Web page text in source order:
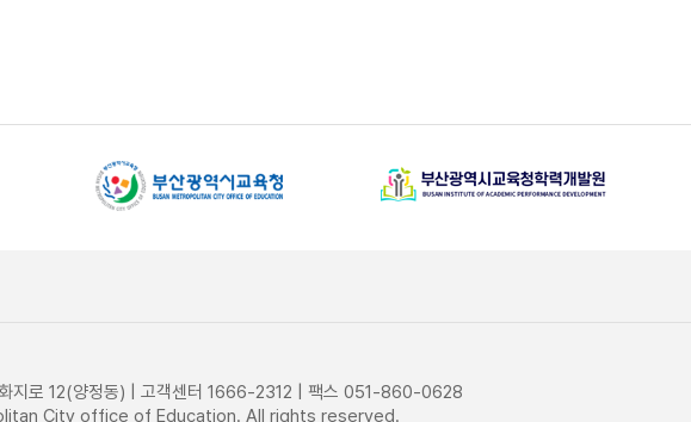
지로 12(양정동) | 고객센터 1666-2312 | 팩스 051-860-0628
City office of Education. All rights reserved.